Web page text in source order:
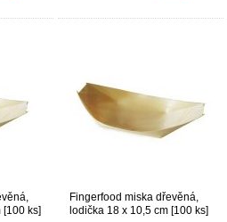
[100 ks]
Fingerfood miska dřevěná,
lodička 18 x 10,5 cm [100 ks]